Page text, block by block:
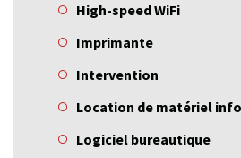
High-speed WiFi
Imprimante
Intervention
Location de matériel
Logiciel bureautique